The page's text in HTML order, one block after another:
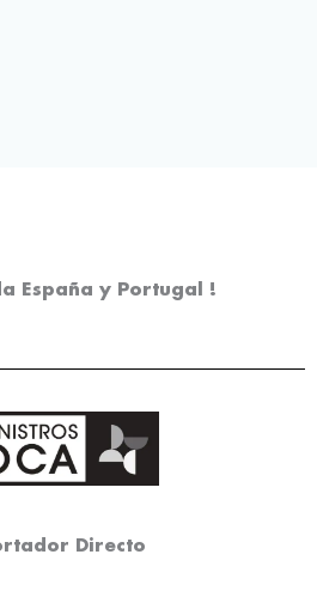
España y Portugal !
Directo